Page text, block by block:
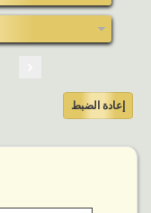
إعادة الضبط